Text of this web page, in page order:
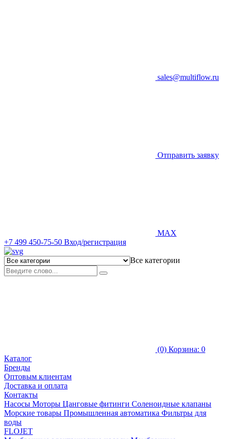
sales@multiflow.ru
Отправить заявку
MAX
+7 499 450-75-50 Вход/регистрация
Все категории
(0) Корзина: 0
Каталог
Бренды
Оптовым клиентам
Доставка и оплата
Контакты
Насосы Моторы Цанговые фитинги Соленоидные клапаны
Морские товары Промышленная автоматика Фильтры для
воды
FLOJET